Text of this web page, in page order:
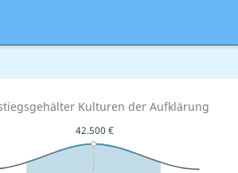
Kulturen der Aufklärung
42.500 €